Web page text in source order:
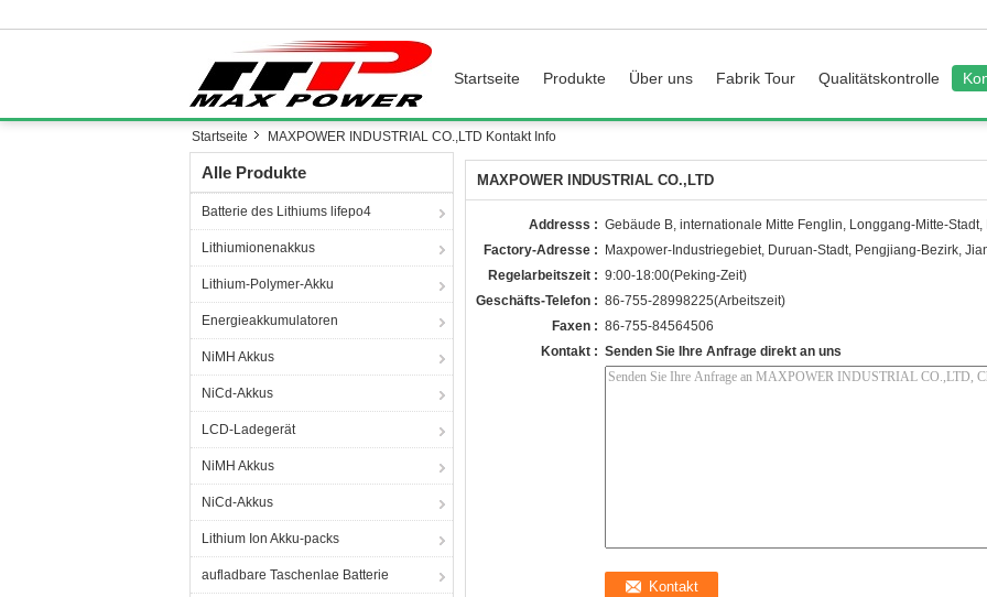
Startseite Produkte Über uns Fabrik Tour Qualitätskontrolle
Startseite MAXPOWER INDUSTRIAL CO.,LTD Kontakt Info
Alle Produkte
Batterie des Lithiums lifepo4
Lithiumionenakkus
Lithium-Polymer-Akku
Energieakkumulatoren
NiMH Akkus
NiCd-Akkus
LCD-Ladegerät
NiMH Akkus
NiCd-Akkus
Lithium Ion Akku-packs
aufladbare Taschenlae Batterie
MAXPOWER INDUSTRIAL CO.,LTD
Addresss : Gebäude B, internationale Mitte Fenglin, Longgang-Mitte-
Factory-Adresse :
Maxpower-Industriegebiet, Duruan-Stadt, Pengjiang-Bezirk,
Regelarbeitszeit : 9:00-18:00(Peking-Zeit)
Geschäfts-Telefon : 86-755-28998225(Arbeitszeit)
Faxen : 86-755-84564506
Kontakt : Senden Sie Ihre Anfrage direkt an uns